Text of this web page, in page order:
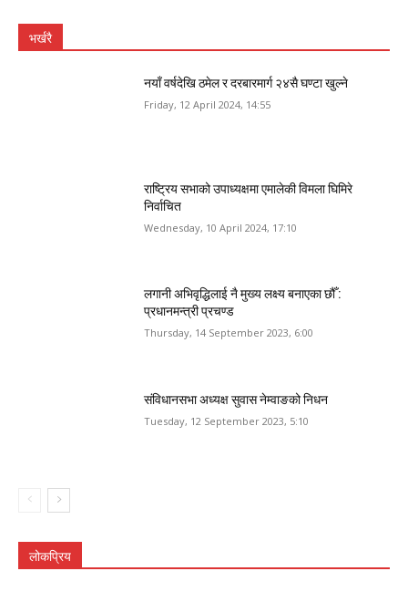
भर्खरै
नयाँ वर्षदेखि ठमेल र दरबारमार्ग २४सै घण्टा खुल्ने
Friday, 12 April 2024, 14:55
राष्ट्रिय सभाको उपाध्यक्षमा एमालेकी विमला घिमिरे
निर्वाचित
Wednesday, 10 April 2024, 17:10
लगानी अभिवृद्धिलाई नै मुख्य लक्ष्य बनाएका छौँ :
प्रधानमन्त्री प्रचण्ड
Thursday, 14 September 2023, 6:00
संविधानसभा अध्यक्ष सुवास नेम्वाङको निधन
Tuesday, 12 September 2023, 5:10
लोकप्रिय